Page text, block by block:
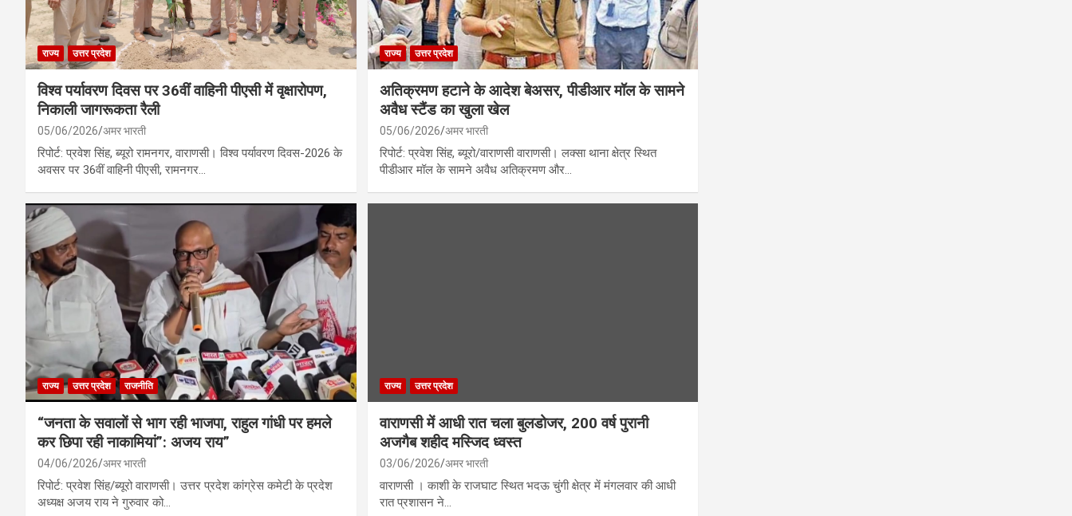
राज्य उत्तर प्रदेश
विश्व पर्यावरण दिवस पर 36वीं वाहिनी पीएसी में वृक्षारोपण,
निकाली जागरूकता रैली
05/06/2026 अमर भारती
रिपोर्ट: प्रवेश सिंह, ब्यूरो रामनगर, वाराणसी। विश्व पर्यावरण दिवस-2026 के
अवसर पर 36वीं वाहिनी पीएसी, रामनगर…
राज्य उत्तर प्रदेश
अतिक्रमण हटाने के आदेश बेअसर, पीडीआर मॉल के सामने
अवैध स्टैंड का खुला खेल
05/06/2026 अमर भारती
रिपोर्ट: प्रवेश सिंह, ब्यूरो/वाराणसी वाराणसी। लक्सा थाना क्षेत्र स्थित
पीडीआर मॉल के सामने अवैध अतिक्रमण और…
राज्य उत्तर प्रदेश राजनीति
“जनता के सवालों से भाग रही भाजपा, राहुल गांधी पर हमले
कर छिपा रही नाकामियां”: अजय राय”
04/06/2026 अमर भारती
रिपोर्ट: प्रवेश सिंह/ब्यूरो वाराणसी। उत्तर प्रदेश कांग्रेस कमेटी के प्रदेश
अध्यक्ष अजय राय ने गुरुवार को…
राज्य उत्तर प्रदेश
वाराणसी में आधी रात चला बुलडोजर, 200 वर्ष पुरानी
अजगैब शहीद मस्जिद ध्वस्त
03/06/2026 अमर भारती
वाराणसी । काशी के राजघाट स्थित भदऊ चुंगी क्षेत्र में मंगलवार की आधी
रात प्रशासन ने…